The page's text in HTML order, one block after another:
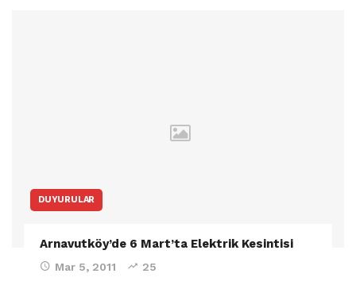
DUYURULAR
Arnavutköy’de 6 Mart’ta Elektrik Kesintisi
Mar 5, 2011 25